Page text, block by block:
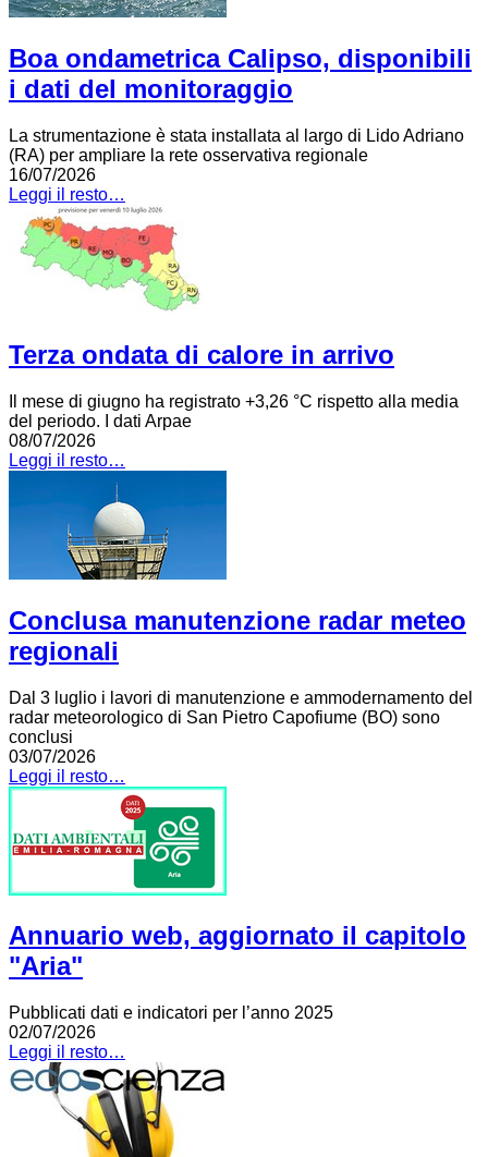
Boa ondametrica Calipso, disponibili
i dati del monitoraggio
La strumentazione è stata installata al largo di Lido Adriano
(RA) per ampliare la rete osservativa regionale
16/07/2026
Leggi il resto…
Terza ondata di calore in arrivo
Il mese di giugno ha registrato +3,26 °C rispetto alla media
del periodo. I dati Arpae
08/07/2026
Leggi il resto…
Conclusa manutenzione radar meteo
regionali
Dal 3 luglio i lavori di manutenzione e ammodernamento del
radar meteorologico di San Pietro Capofiume (BO) sono
conclusi
03/07/2026
Leggi il resto…
Annuario web, aggiornato il capitolo
"Aria"
Pubblicati dati e indicatori per l’anno 2025
02/07/2026
Leggi il resto…